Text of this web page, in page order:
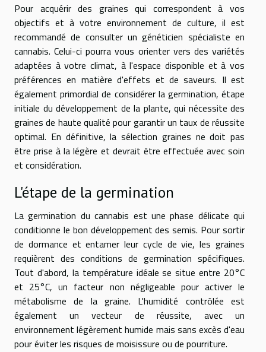
Pour acquérir des graines qui correspondent à vos
objectifs et à votre environnement de culture, il est
recommandé de consulter un généticien spécialiste en
cannabis. Celui-ci pourra vous orienter vers des variétés
adaptées à votre climat, à l'espace disponible et à vos
préférences en matière d'effets et de saveurs. Il est
également primordial de considérer la germination, étape
initiale du développement de la plante, qui nécessite des
graines de haute qualité pour garantir un taux de réussite
optimal. En définitive, la sélection graines ne doit pas
être prise à la légère et devrait être effectuée avec soin
et considération.
L'étape de la germination
La germination du cannabis est une phase délicate qui
conditionne le bon développement des semis. Pour sortir
de dormance et entamer leur cycle de vie, les graines
requièrent des conditions de germination spécifiques.
Tout d'abord, la température idéale se situe entre 20°C
et 25°C, un facteur non négligeable pour activer le
métabolisme de la graine. L'humidité contrôlée est
également un vecteur de réussite, avec un
environnement légèrement humide mais sans excès d'eau
pour éviter les risques de moisissure ou de pourriture.